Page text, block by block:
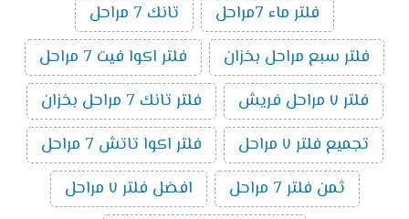
فلتر ماء 7مراحل
تانك 7 مراحل
فلتر سبع مراحل بخزان
فلتر اكوا فيت 7 مراحل
فلتر ٧ مراحل فريش
فلتر تانك 7 مراحل بخزان
تجميع فلتر ٧ مراحل
فلتر اكوا تاتش 7 مراحل
ثمن فلتر 7 مراحل
افضل فلتر ٧ مراحل